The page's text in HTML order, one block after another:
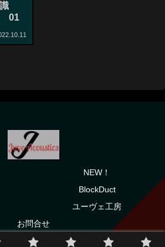
識
01
NEW！
BlockDuct
ユーヴェ工房
お問合せ
ユーヴェ .